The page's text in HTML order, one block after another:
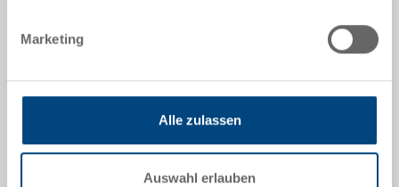
Marketing
Alle zulassen
Auswahl erlauben
Angebot anfordern
Systembehälter EUROTEC, PP, lichtblau RAL 5012,
aussen 600x400x373 mm, innen 565x365x350 mm,